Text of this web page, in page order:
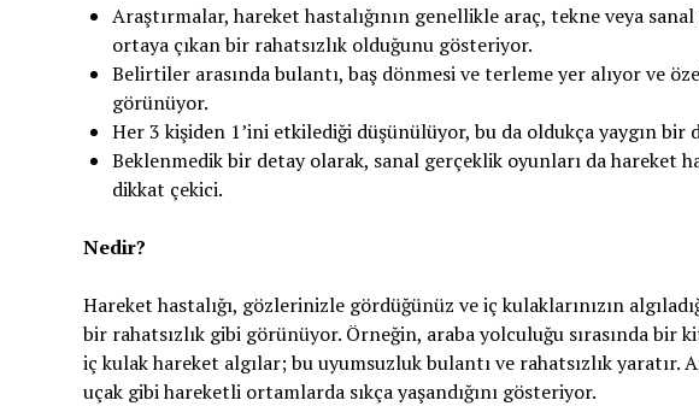
Araştırmalar, hareket hastalığının genellikle araç, tekne veya
ortaya çıkan bir rahatsızlık olduğunu gösteriyor.
Belirtiler arasında bulantı, baş dönmesi ve terleme yer alıyor ve
görünüyor.
Her 3 kişiden 1’ini etkilediği düşünülüyor, bu da oldukça yaygın bir
Beklenmedik bir detay olarak, sanal gerçeklik oyunları da hareket
dikkat çekici.
Nedir?
Hareket hastalığı, gözlerinizle gördüğünüz ve iç kulaklarınızın
bir rahatsızlık gibi görünüyor. Örneğin, araba yolculuğu sırasında
iç kulak hareket algılar; bu uyumsuzluk bulantı ve rahatsızlık
uçak gibi hareketli ortamlarda sıkça yaşandığını gösteriyor.